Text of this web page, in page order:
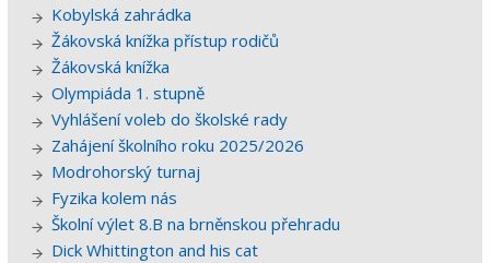
Kobylská zahrádka
Žákovská knížka přístup rodičů
Žákovská knížka
Olympiáda 1. stupně
Vyhlášení voleb do školské rady
Zahájení školního roku 2025/2026
Modrohorský turnaj
Fyzika kolem nás
Školní výlet 8.B na brněnskou přehradu
Dick Whittington and his cat